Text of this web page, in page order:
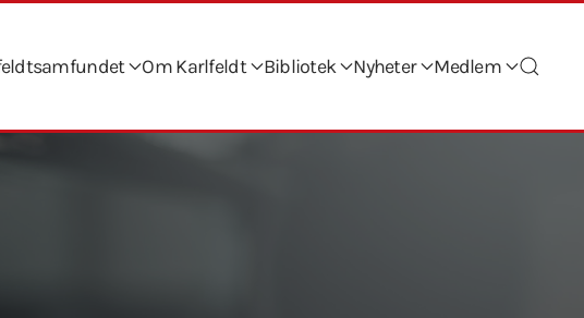
Om Karlfeldt Bibliotek Nyheter Medlem